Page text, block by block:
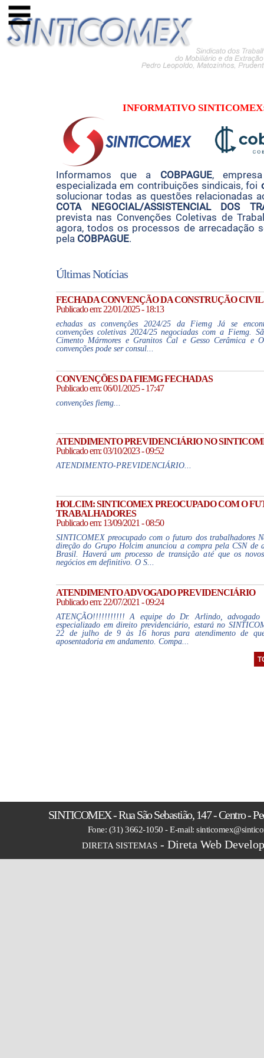
Últimas Notícias
FECHADA CONVENÇÃO DA CONSTRUÇÃO CIVIL
Publicado em: 22/01/2025 - 18:13
echadas as convenções 2024/25 da Fiemg Já se
convenções coletivas 2024/25 negociadas com a Fiemg.
Cimento Mármores e Granitos Cal e Gesso Cerâmica e
convenções pode ser consul...
CONVENÇÕES DA FIEMG FECHADAS
Publicado em: 06/01/2025 - 17:47
convenções fiemg...
ATENDIMENTO PREVIDENCIÁRIO NO
Publicado em: 03/10/2023 - 09:52
ATENDIMENTO-PREVIDENCIÁRIO...
HOLCIM: SINTICOMEX PREOCUPADO COM O
TRABALHADORES
Publicado em: 13/09/2021 - 08:50
SINTICOMEX preocupado com o futuro dos trabalhadores
direção do Grupo Holcim anunciou a compra pela CSN de
Brasil. Haverá um processo de transição até que os
negócios em definitivo. O S...
ATENDIMENTO ADVOGADO PREVIDENCIÁRIO
Publicado em: 22/07/2021 - 09:24
ATENÇÃO!!!!!!!!!!! A equipe do Dr. Arlindo, advogado
especializado em direito previdenciário, estará no
22 de julho de 9 às 16 horas para atendimento de
aposentadoria em andamento. Compa...
SINTICOMEX - Rua São Sebastião, 147 - Centro -
Fone: (31) 3662-1050 - E-mail:
DIRETA SISTEMAS- Direta Web